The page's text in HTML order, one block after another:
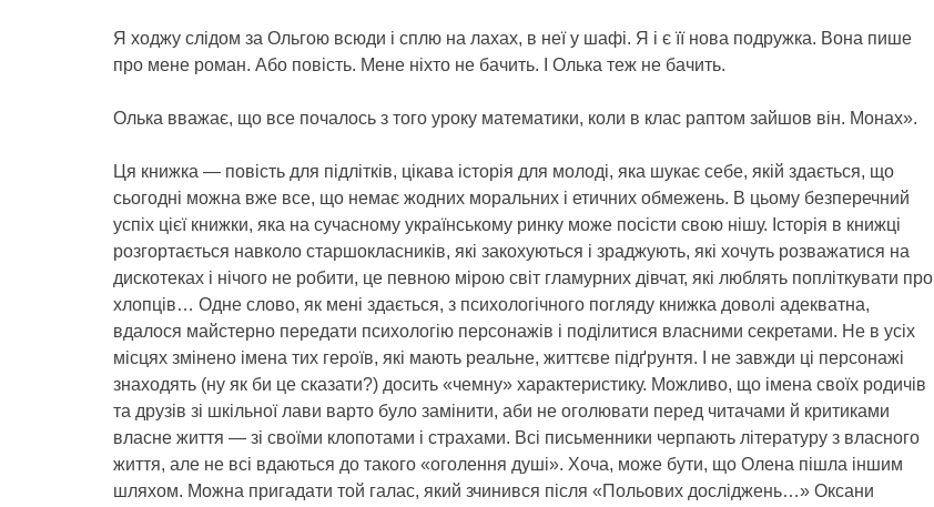
Я ходжу слідом за Ольгою всюди і сплю на лахах, в неї у шафі. Я і є її нова подружка. Вона пише
про мене роман. Або повість. Мене ніхто не бачить. І Олька теж не бачить.
Олька вважає, що все почалось з того уроку математики, коли в клас раптом зайшов він. Монах».
Ця книжка — повість для підлітків, цікава історія для молоді, яка шукає себе, якій здається, що
сьогодні можна вже все, що немає жодних моральних і етичних обмежень. В цьому безперечний
успіх цієї книжки, яка на сучасному українському ринку може посісти свою нішу. Історія в книжці
розгортається навколо старшокласників, які закохуються і зраджують, які хочуть розважатися на
дискотеках і нічого не робити, це певною мірою світ гламурних дівчат, які люблять попліткувати про
хлопців… Одне слово, як мені здається, з психологічного погляду книжка доволі адекватна,
вдалося майстерно передати психологію персонажів і поділитися власними секретами. Не в усіх
місцях змінено імена тих героїв, які мають реальне, життєве підґрунтя. І не завжди ці персонажі
знаходять (ну як би це сказати?) досить «чемну» характеристику. Можливо, що імена своїх родичів
та друзів зі шкільної лави варто було замінити, аби не оголювати перед читачами й критиками
власне життя — зі своїми клопотами і страхами. Всі письменники черпають літературу з власного
життя, але не всі вдаються до такого «оголення душі». Хоча, може бути, що Олена пішла іншим
шляхом. Можна пригадати той галас, який зчинився після «Польових досліджень…» Оксани